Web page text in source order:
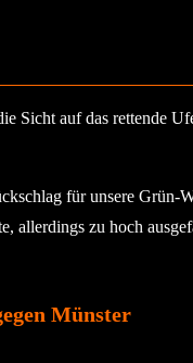
auf das rettende
für unsere
allerdings zu hoch
Münster